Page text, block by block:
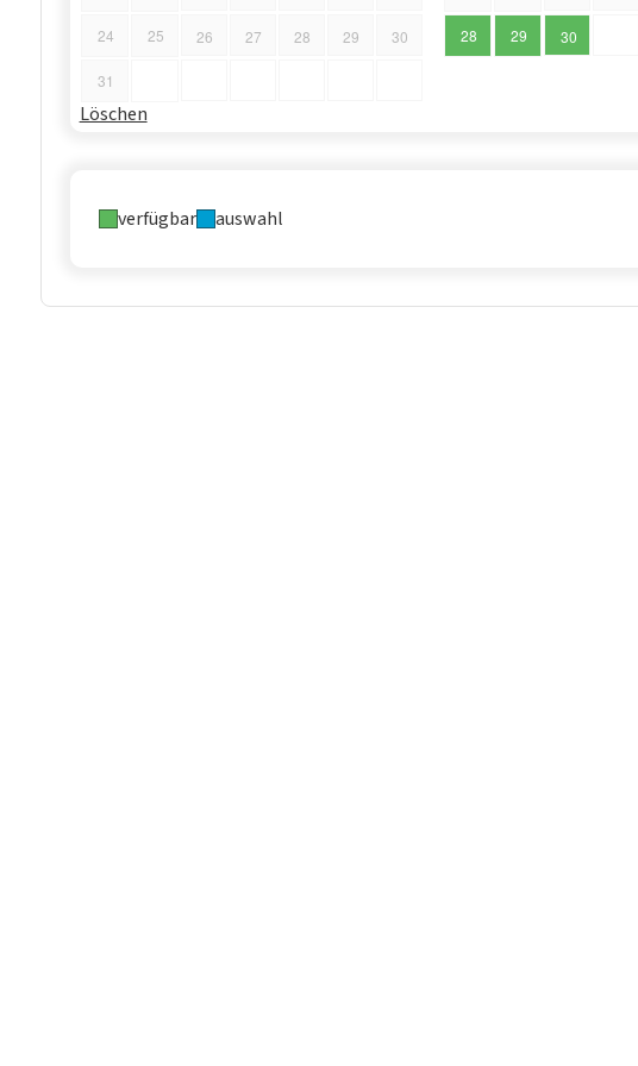
24 25 26 27 28 29 30
31
28 29 30
Löschen
verfügbar auswahl